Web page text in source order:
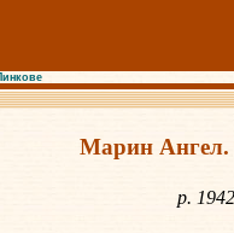
Марин
р. 1942